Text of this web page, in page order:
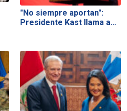
"No siempre aportan":
Presidente Kast llama a…